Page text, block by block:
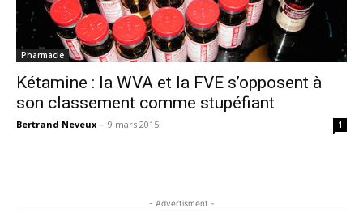
Pharmacie
Kétamine : la WVA et la FVE s’opposent à
son classement comme stupéfiant
Bertrand Neveux - 9 mars 2015 1
- Advertisment -